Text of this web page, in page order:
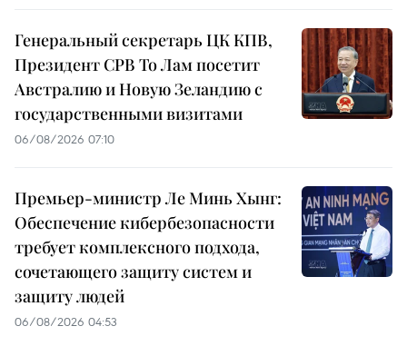
Генеральный секретарь ЦК КПВ,
Президент СРВ То Лам посетит
Австралию и Новую Зеландию с
государственными визитами
06/08/2026 07:10
Премьер-министр Ле Минь Хынг:
Обеспечение кибербезопасности
требует комплексного подхода,
сочетающего защиту систем и
защиту людей
06/08/2026 04:53